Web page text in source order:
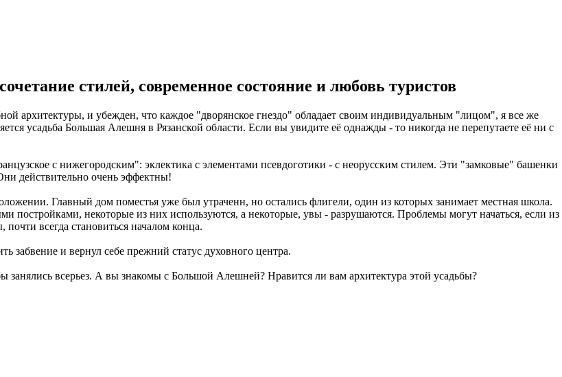
стилей, современное состояние и любовь туристов
архитектуры, и убежден, что каждое "дворянское гнездо" обладает своим индивидуальным "лицом", я все же
усадьба Большая Алешня в Рязанской области. Если вы увидите её однажды - то никогда не перепутаете её ни с
с нижегородским": эклектика с элементами псевдоготики - с неорусским стилем. Эти "замковые" башенки
действительно очень эффектны!
Главный дом поместья уже был утраченн, но остались флигели, один из которых занимает местная школа.
постройками, некоторые из них используются, а некоторые, увы - разрушаются. Проблемы могут начаться, если из
всегда становиться началом конца.
и вернул себе прежний статус духовного центра.
всерьез. А вы знакомы с Большой Алешней? Нравится ли вам архитектура этой усадьбы?